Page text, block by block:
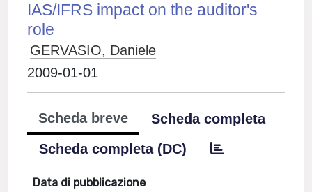
IAS/IFRS impact on the auditor's
role
GERVASIO, Daniele
2009-01-01
Scheda breve
Scheda completa
Scheda completa (DC)
Data di pubblicazione